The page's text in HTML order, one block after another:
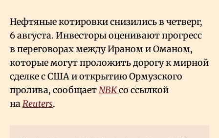
Нефтяные котировки снизились в четверг,
6 августа. Инвесторы оценивают прогресс
в переговорах между Ираном и Оманом,
которые могут проложить дорогу к мирной
сделке с США и открытию Ормузского
пролива, сообщает NBKсо ссылкой
на Reuters.